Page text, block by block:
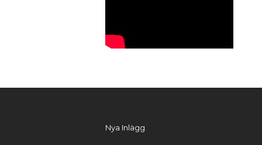
Nya Inlägg